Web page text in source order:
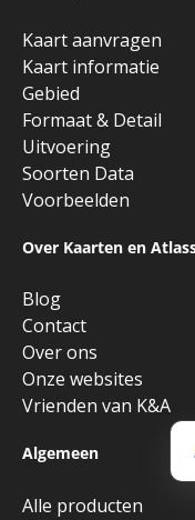
Kaart aanvragen
Kaart informatie
Gebied
Formaat & Detail
Uitvoering
Soorten Data
Voorbeelden
Over Kaarten en
Blog
Contact
Over ons
Onze websites
Vrienden van K&A
Algemeen
Alle producten